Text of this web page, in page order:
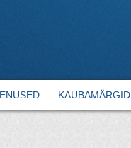
KAUBAMÄRGID